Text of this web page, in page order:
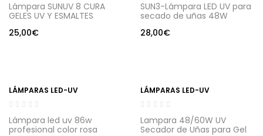
Lámpara SUNUV 8 CURA
GELES UV Y ESMALTES
25,00€
SUN3-Lámpara LED UV para
secado de uñas 48W
28,00€
LÁMPARAS LED-UV
Lámpara led uv 86w
profesional color rosa
LÁMPARAS LED-UV
Lampara 48/60W UV
Secador de Uñas para Gel